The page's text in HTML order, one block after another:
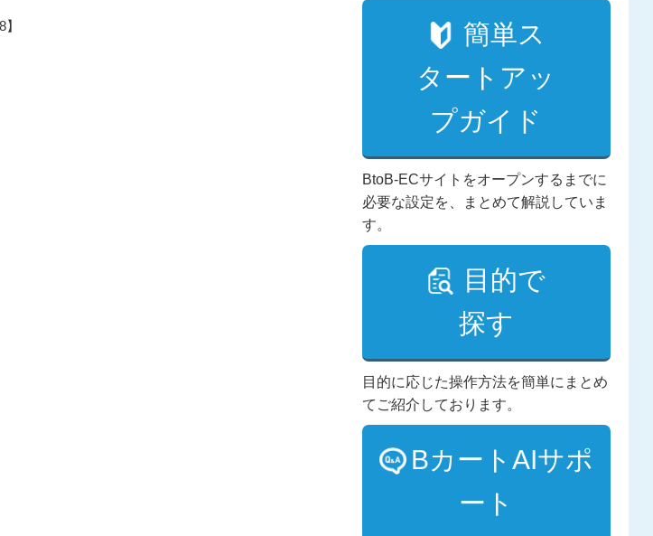
簡単ス
タートアッ
プガイド
BtoB-ECサイトをオープンするまでに
必要な設定を、まとめて解説していま
す。
目的で
探す
目的に応じた操作方法を簡単にまとめ
てご紹介しております。
BカートAIサポ
ート